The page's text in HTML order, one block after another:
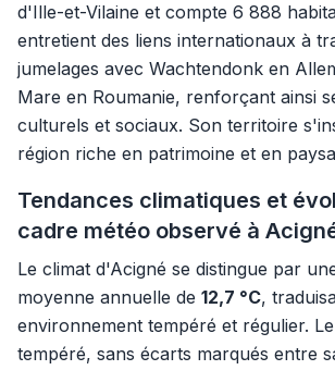
d'Ille-et-Vilaine et compte 6 888
entretient des liens internationaux à
jumelages avec Wachtendonk en
Mare en Roumanie, renforçant ainsi
culturels et sociaux. Son territoire
région riche en patrimoine et en
Tendances climatiques et
cadre météo observé à
Le climat d'Acigné se distingue par
moyenne annuelle de 12,7 °C,
environnement tempéré et régulier.
tempéré, sans écarts marqués entre